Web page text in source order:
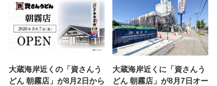
大蔵海岸近くの「資さんう
どん 朝霧店」が8月2日から
大蔵海岸近くに「資さんう
どん 朝霧店」が8月7日オー